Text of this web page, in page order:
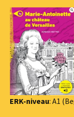
ERK-niveau: A1